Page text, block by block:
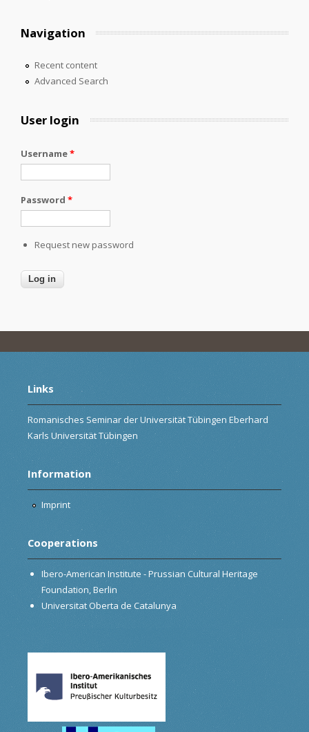
Navigation
Recent content
Advanced Search
User login
Username*
Password *
Request new password
Links
Romanisches Seminar der Universität Tübingen Eberhard
Karls Universität Tübingen
Information
Imprint
Cooperations
Ibero-American Institute - Prussian Cultural Heritage
Foundation, Berlin
Universitat Oberta de Catalunya